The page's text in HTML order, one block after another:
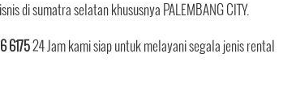
di sumatra selatan khususnya PALEMBANG CITY.
617524 Jam kami siap untuk melayani segala jenis rental